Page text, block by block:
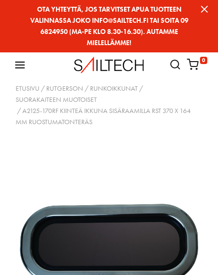
OTA YHTEYTTÄ, JOS TARVITSET APUA TUOTTEEN
VALINNASSA JOKO INFO@SAILTECH.FI TAI SOITA 09
6824950 (MA-PE KLO 8.30-16.30). AUTAMME
MIELELLÄMME!
0
ETUSIVU / RUTGERSON / RUNKOIKKUNAT /
SUORAKAITEEN MUOTOISET
/ A2125-170RF KIINTEÄ IKKUNA SISÄRAAMILLA RST 370 X 164
MM RUOSTUMATONTERÄS